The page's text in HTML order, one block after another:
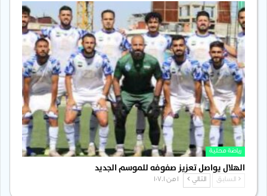
رياضة محلية
الهلال يواصل تعزيز صفوفه للموسم الجديد
السابق التالي